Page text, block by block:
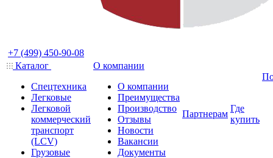
+7 (499) 450-90-08
Каталог
Спецтехника
Легковые
Легковой
коммерческий
транспорт
(LCV)
Грузовые
О компании
О компании
Преимущества
Производство
Отзывы
Новости
Вакансии
Документы
Партнерам
Где
купить